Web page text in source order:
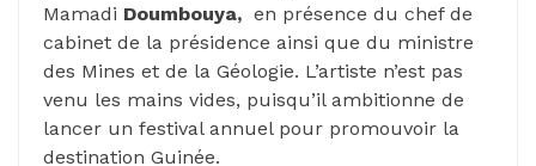
Mamadi Doumbouya, en présence du chef de
cabinet de la présidence ainsi que du ministre
des Mines et de la Géologie. L’artiste n’est pas
venu les mains vides, puisqu’il ambitionne de
lancer un festival annuel pour promouvoir la
destination Guinée.